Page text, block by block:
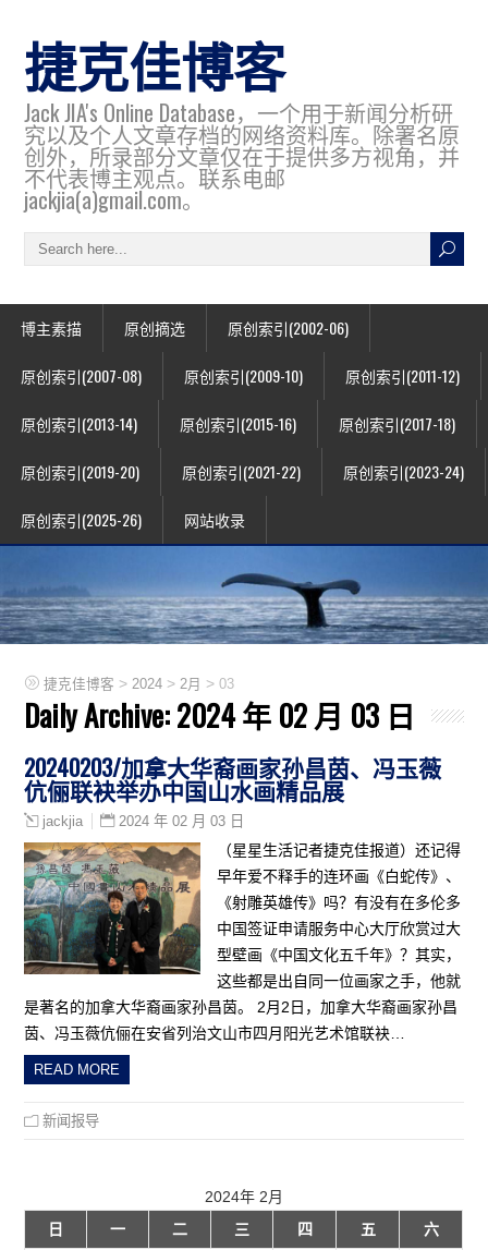
捷克佳博客
Jack JIA's Online Database，一个用于新闻分析研
究以及个人文章存档的网络资料库。除署名原
创外，所录部分文章仅在于提供多方视角，并
不代表博主观点。联系电邮
jackjia(a)gmail.com。
博主素描 原创摘选 原创索引(2002-06)
原创索引(2007-08) 原创索引(2009-10) 原创索引(2011-12)
原创索引(2013-14) 原创索引(2015-16) 原创索引(2017-18)
原创索引(2019-20) 原创索引(2021-22) 原创索引(2023-24)
原创索引(2025-26) 网站收录
捷克佳博客 > 2024 > 2月 >03
Daily Archive:2024 年 02 月 03 日
20240203/加拿大华裔画家孙昌茵、冯玉薇
伉俪联袂举办中国山水画精品展
jackjia 2024 年 02 月 03 日
（星星生活记者捷克佳报道）还记得
早年爱不释手的连环画《白蛇传》、
《射雕英雄传》吗？有没有在多伦多
中国签证申请服务中心大厅欣赏过大
型壁画《中国文化五千年》？其实，
这些都是出自同一位画家之手，他就
是著名的加拿大华裔画家孙昌茵。 2月2日，加拿大华裔画家孙昌
茵、冯玉薇伉俪在安省列治文山市四月阳光艺术馆联袂…
READ MORE
新闻报导
2024年 2月
日
一 二 三 四 五 六